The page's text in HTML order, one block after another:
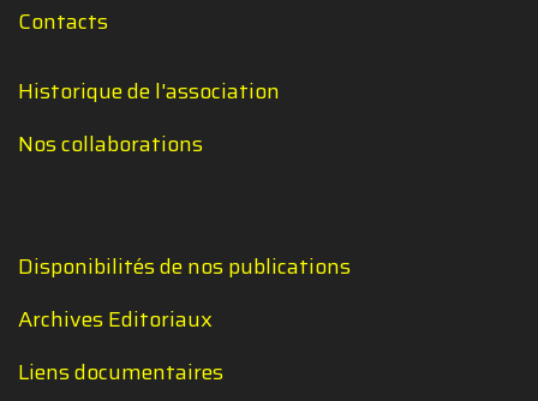
Contacts
Historique de l'association
Nos collaborations
Disponibilités de nos publications
Archives Editoriaux
Liens documentaires